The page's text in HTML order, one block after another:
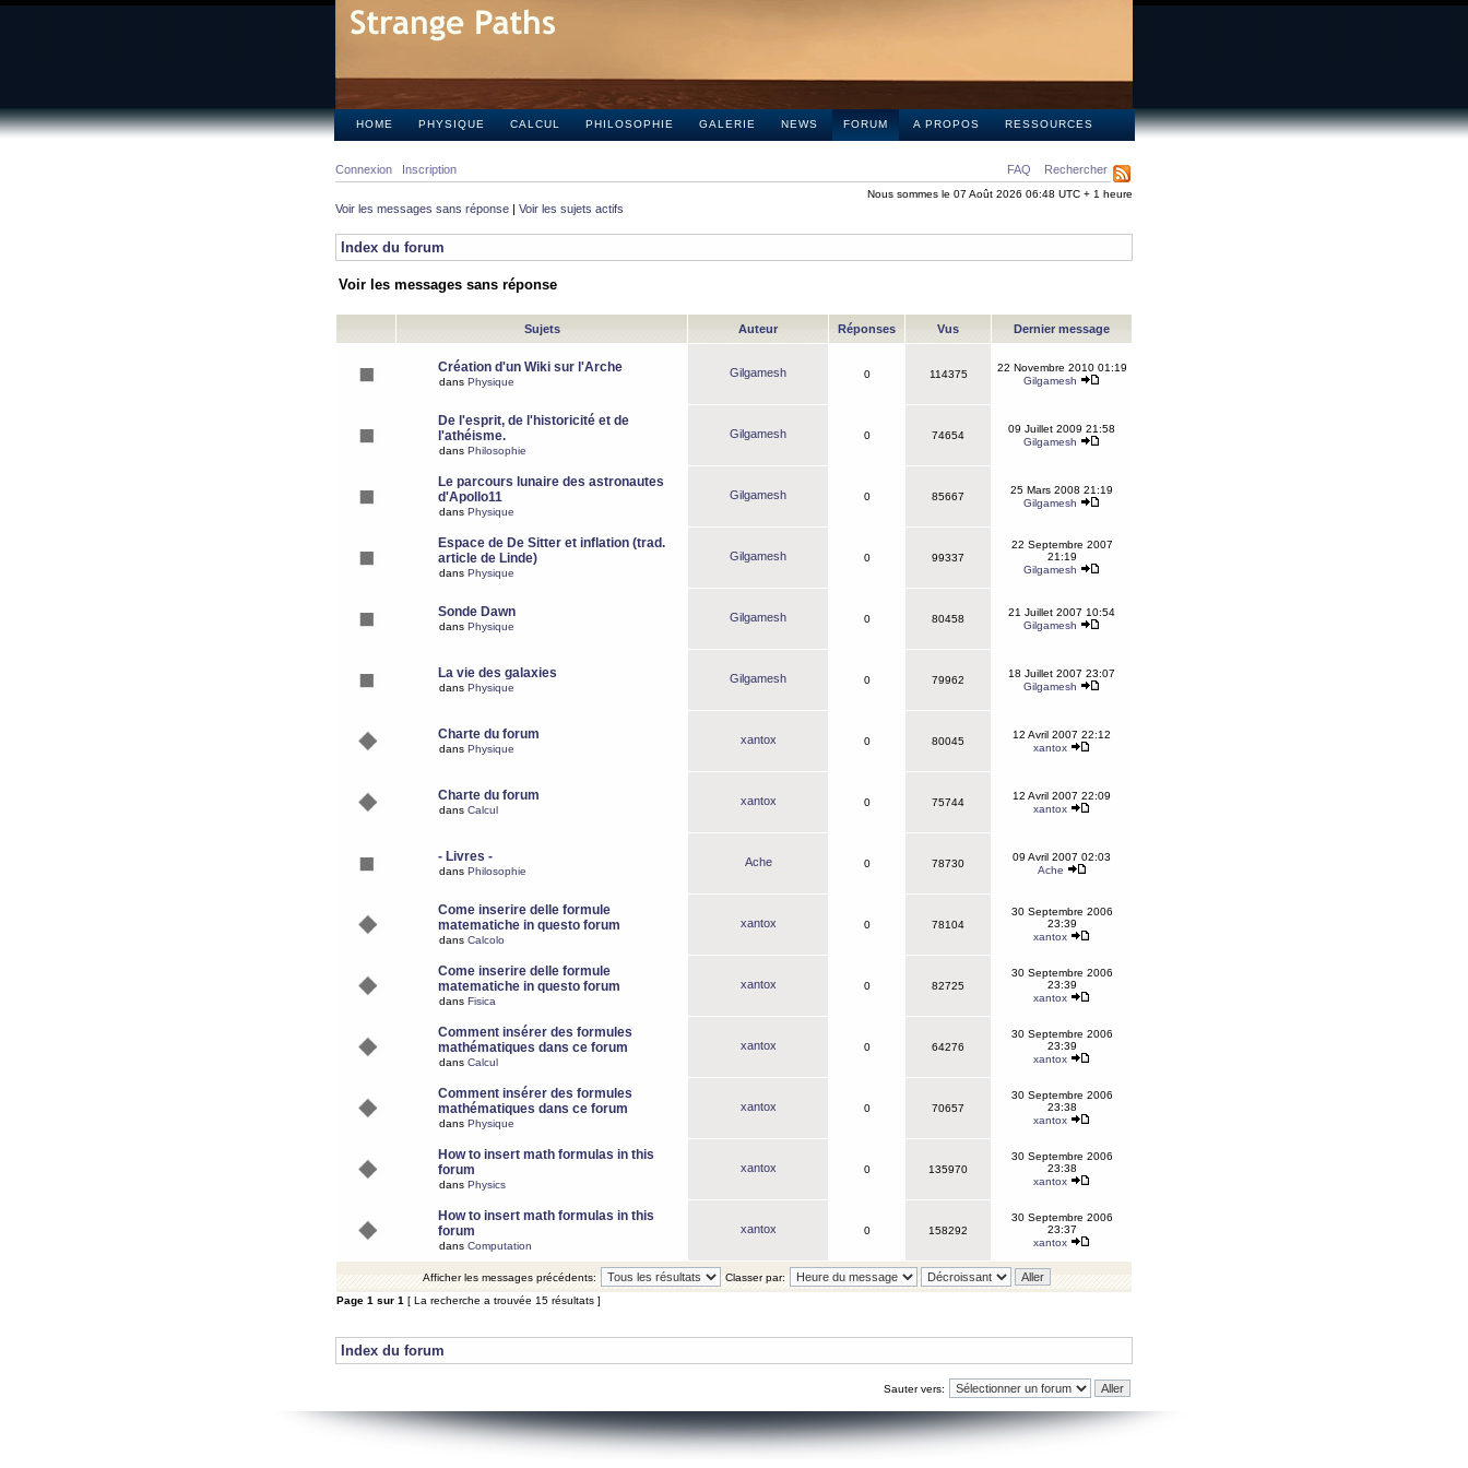
HOME PHYSIQUE CALCUL PHILOSOPHIE GALERIE NEWS FORUM A PROPOS RESSOURCES
FAQ Rechercher
Connexion Inscription
Nous sommes le 07 Août 2026 06:48 UTC + 1 heure
Voir les messages sans réponse | Voir les sujets actifs
Index du forum
Voir les messages sans réponse
Sujets Auteur Réponses Vus Dernier message
Création d'un Wiki sur l'Arche
dans Physique
Gilgamesh 0 114375
22 Novembre 2010 01:19
Gilgamesh
De l'esprit, de l'historicité et de
l'athéisme.
dans Philosophie
Gilgamesh 0 74654
09 Juillet 2009 21:58
Gilgamesh
Le parcours lunaire des astronautes
d'Apollo11
dans Physique
Gilgamesh 0 85667
25 Mars 2008 21:19
Gilgamesh
Espace de De Sitter et inflation (trad.
article de Linde)
dans Physique
Gilgamesh 0 99337
22 Septembre 2007
21:19
Gilgamesh
Sonde Dawn
dans Physique
Gilgamesh 0 80458
21 Juillet 2007 10:54
Gilgamesh
La vie des galaxies
dans Physique
Gilgamesh 0 79962
18 Juillet 2007 23:07
Gilgamesh
Charte du forum
dans Physique
xantox 0 80045
12 Avril 2007 22:12
xantox
Charte du forum
dans Calcul
xantox 0 75744
12 Avril 2007 22:09
xantox
- Livres -
dans Philosophie
Ache 0 78730
09 Avril 2007 02:03
Ache
Come inserire delle formule
matematiche in questo forum
dans Calcolo
xantox 0 78104
30 Septembre 2006
23:39
xantox
Come inserire delle formule
matematiche in questo forum
dans Fisica
xantox 0 82725
30 Septembre 2006
23:39
xantox
Comment insérer des formules
mathématiques dans ce forum
dans Calcul
xantox 0 64276
30 Septembre 2006
23:39
xantox
Comment insérer des formules
mathématiques dans ce forum
dans Physique
xantox 0 70657
30 Septembre 2006
23:38
xantox
How to insert math formulas in this
forum
dans Physics
xantox 0 135970
30 Septembre 2006
23:38
xantox
How to insert math formulas in this
forum
dans Computation
xantox 0 158292
30 Septembre 2006
23:37
xantox
Afficher les messages précédents:
Classer par:
Page 1 sur 1 [ La recherche a trouvée 15 résultats ]
Index du forum
Sauter vers: